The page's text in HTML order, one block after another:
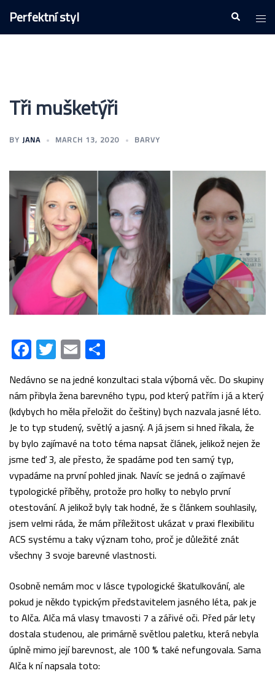
Skip
content
Perfektní styl Search
Tři mušketýři
BY JANA MARCH 13, 2020 BARVY
Facebook
Twitter
Email
Nedávno se na jedné konzultaci stala výborná věc. Do skupiny
nám přibyla žena barevného typu, pod který patřím i já a který
(kdybych ho měla přeložit do češtiny) bych nazvala jasné léto.
Je to typ studený, světlý a jasný. A já jsem si hned říkala, že
by bylo zajímavé na toto téma napsat článek, jelikož nejen že
jsme teď 3, ale přesto, že spadáme pod ten samý typ,
vypadáme na první pohled jinak. Navíc se jedná o zajímavé
typologické příběhy, protože pro holky to nebylo první
otestování. A jelikož byly tak hodné, že s článkem souhlasily,
jsem velmi ráda, že mám příležitost ukázat v praxi flexibilitu
ACS systému a taky význam toho, proč je důležité znát
všechny 3 svoje barevné vlastnosti.
Osobně nemám moc v lásce typologické škatulkování, ale
pokud je někdo typickým představitelem jasného léta, pak je
to Alča. Alča má vlasy tmavosti 7 a zářivé oči. Před pár lety
dostala studenou, ale primárně světlou paletku, která nebyla
úplně mimo její barevnost, ale 100 % také nefungovala. Sama
Alča k ní napsala toto: